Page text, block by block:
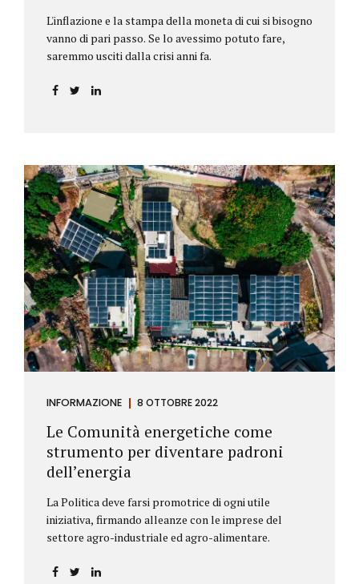
L'inflazione e la stampa della moneta di cui si bisogno
vanno di pari passo. Se lo avessimo potuto fare,
saremmo usciti dalla crisi anni fa.
INFORMAZIONE 8 OTTOBRE 2022
Le Comunità energetiche come
strumento per diventare padroni
dell’energia
La Politica deve farsi promotrice di ogni utile
iniziativa, firmando alleanze con le imprese del
settore agro-industriale ed agro-alimentare.